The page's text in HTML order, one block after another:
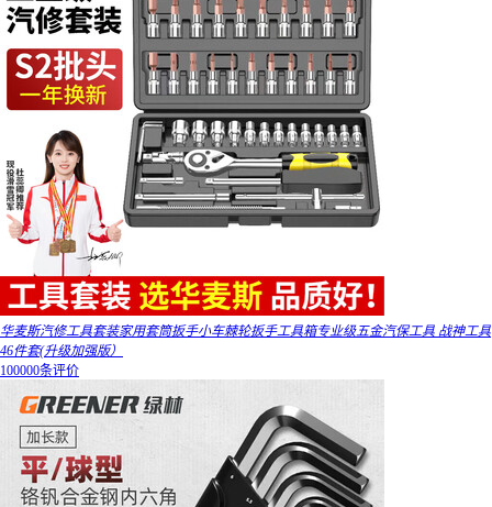
华麦斯汽修工具套装家用套筒扳手小车棘轮扳手工具箱专业级五金汽保工具 战神工具
46件套(升级加强版）
100000条评价